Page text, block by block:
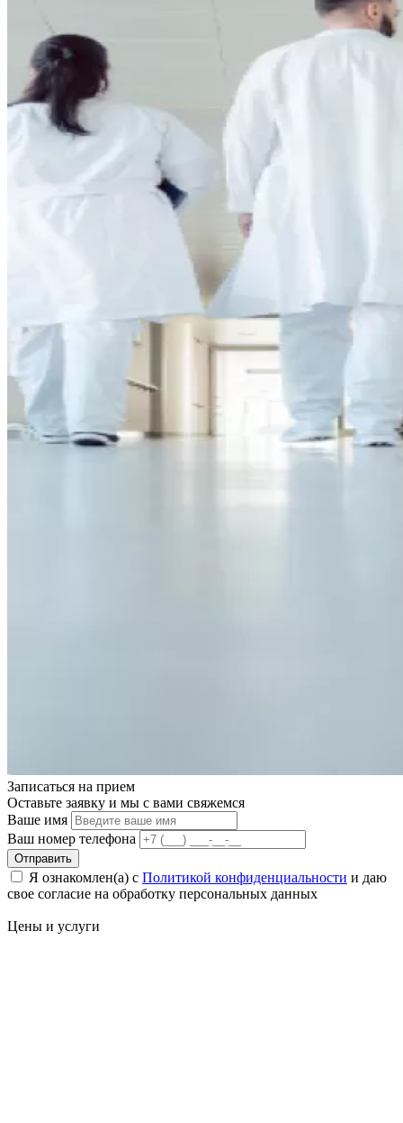
Записаться на прием
Оставьте заявку и мы с вами свяжемся
Ваше имя
Ваш номер телефона
Отправить
Я ознакомлен(а) с Политикой конфиденциальности и даю
свое cогласие на обработку персональных данных
Цены и услуги